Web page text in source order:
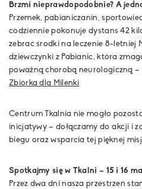
Brzmi nieprawdopodobnie? A
Przemek, pabianiczanin,
codziennie pokonuje dystans 42
zebrać środki na leczenie 8-letniej
dziewczynki z Pabianic, która
poważną chorobą neurologiczną –
Zbiórka dla Milenki
Centrum Tkalnia nie mogło
inicjatywy – dołączamy do akcji i
biegu oraz wsparcia tej pięknej
Spotkajmy się w Tkalni – 15 i 16
Przez dwa dni nasza przestrzeń